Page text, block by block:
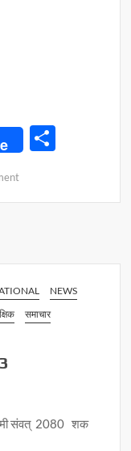
on
गाजे
साथ
दो
NEWS
समाचार
संवत् 2080 शक